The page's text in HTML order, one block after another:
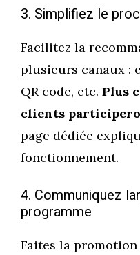
3. Simplifiez le
Facilitez la
plusieurs canaux :
QR code, etc. Plus
clients
page dédiée
fonctionnement.
4. Communiquez
programme
Faites la